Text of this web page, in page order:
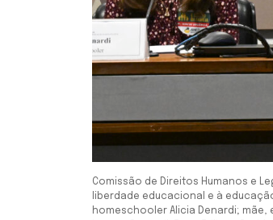
Comissão de Direitos Humanos e
liberdade educacional e à
homeschooler Alicia Denardi;